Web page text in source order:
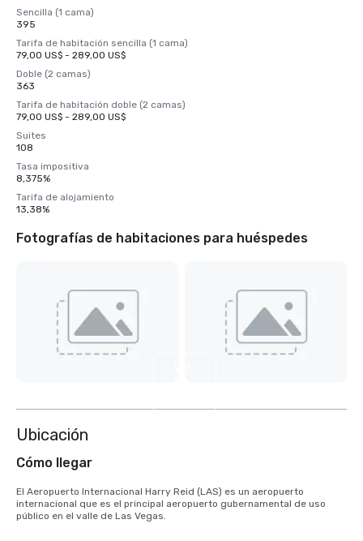
Sencilla (1 cama)
395
Tarifa de habitación sencilla (1 cama)
79,00 US$ - 289,00 US$
Doble (2 camas)
363
Tarifa de habitación doble (2 camas)
79,00 US$ - 289,00 US$
Suites
108
Tasa impositiva
8,375%
Tarifa de alojamiento
13,38%
Fotografías de habitaciones para huéspedes
Ubicación
Cómo llegar
El Aeropuerto Internacional Harry Reid (LAS) es un aeropuerto
internacional que es el principal aeropuerto gubernamental de uso
público en el valle de Las Vegas.